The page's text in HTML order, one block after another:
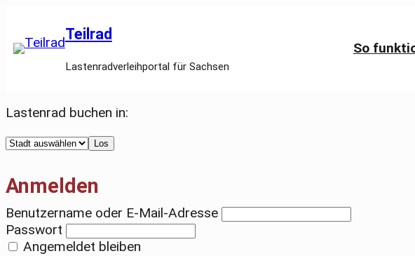
Teilrad
Lastenradverleihportal für Sachsen
So
Lastenrad buchen in:
Select
Los
Anmelden
Benutzername oder E-Mail-Adresse
Passwort
Angemeldet bleiben